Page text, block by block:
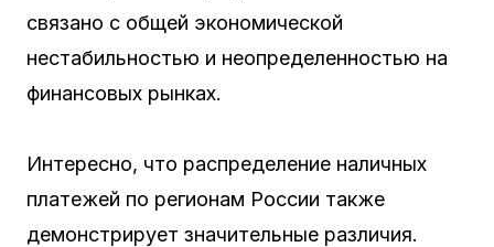
связано с общей экономической
нестабильностью и неопределенностью на
финансовых рынках.
Интересно, что распределение наличных
платежей по регионам России также
демонстрирует значительные различия.